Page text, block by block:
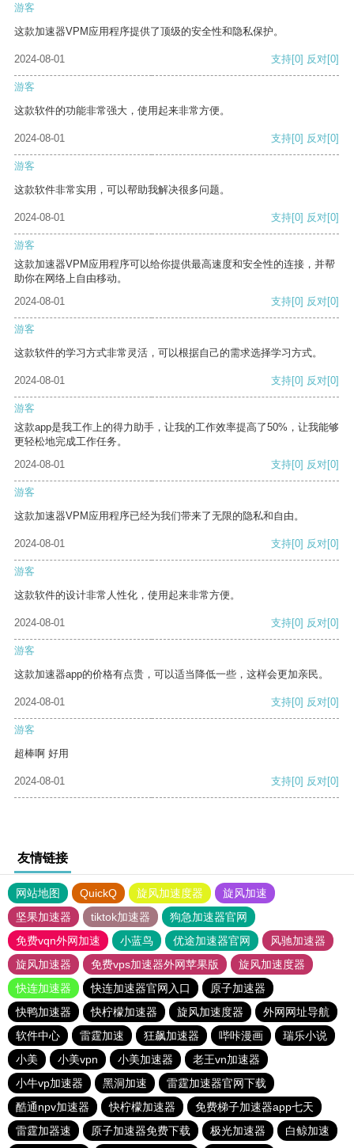
游客
这款加速器VPM应用程序提供了顶级的安全性和隐私保护。
2024-08-01 支持[0] 反对[0]
游客
这款软件的功能非常强大，使用起来非常方便。
2024-08-01 支持[0] 反对[0]
游客
这款软件非常实用，可以帮助我解决很多问题。
2024-08-01 支持[0] 反对[0]
游客
这款加速器VPM应用程序可以给你提供最高速度和安全性的连接，并帮
助你在网络上自由移动。
2024-08-01
支持[0] 反对[0]
游客
这款软件的学习方式非常灵活，可以根据自己的需求选择学习方式。
2024-08-01 支持[0] 反对[0]
游客
这款app是我工作上的得力助手，让我的工作效率提高了50%，让我能够
更轻松地完成工作任务。
2024-08-01
支持[0] 反对[0]
游客
这款加速器VPM应用程序已经为我们带来了无限的隐私和自由。
2024-08-01 支持[0] 反对[0]
游客
这款软件的设计非常人性化，使用起来非常方便。
2024-08-01 支持[0] 反对[0]
游客
这款加速器app的价格有点贵，可以适当降低一些，这样会更加亲民。
2024-08-01 支持[0] 反对[0]
游客
超棒啊 好用
2024-08-01 支持[0] 反对[0]
友情链接
网站地图 QuickQ 旋风加速度器
旋风加速
坚果加速器
tiktok加速器
狗急加速器官网
免费vqn外网加速
小蓝鸟 优途加速器官网
风驰加速器
旋风加速器
免费vps加速器外网苹果版
旋风加速度器
快连加速器
快连加速器官网入口
原子加速器
快鸭加速器
快柠檬加速器 旋风加速度器
外网网址导航
软件中心
雷霆加速 狂飙加速器 哔咔漫画
瑞乐小说
小美
小美vpn 小美加速器
老王vn加速器
小牛vp加速器
黑洞加速
雷霆加速器官网下载
酷通npv加速器
快柠檬加速器
免费梯子加速器app七天
雷霆加器速
原子加速器免费下载 极光加速器 白鲸加速